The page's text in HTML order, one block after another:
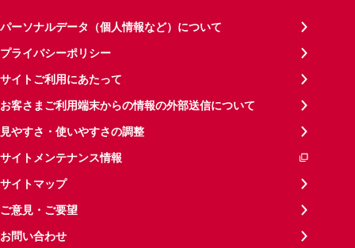
パーソナルデータ（個人情報など）について
プライバシーポリシー
サイトご利用にあたって
お客さまご利用端末からの情報の外部送信について
見やすさ・使いやすさの調整
サイトメンテナンス情報
サイトマップ
ご意見・ご要望
お問い合わせ